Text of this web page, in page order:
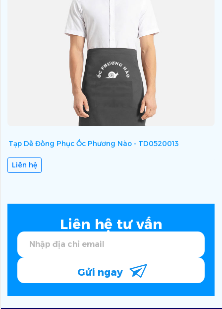
Tạp Dề Đồng Phục Ốc Phương Nào - TD0520013
Liên hệ
Liên hệ tư vấn
Gửi ngay